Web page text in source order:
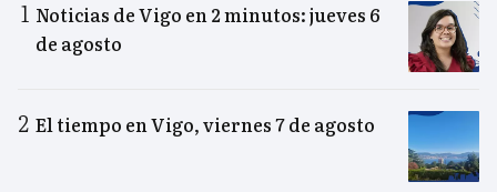
Noticias de Vigo en 2 minutos: jueves 6
de agosto
El tiempo en Vigo, viernes 7 de agosto